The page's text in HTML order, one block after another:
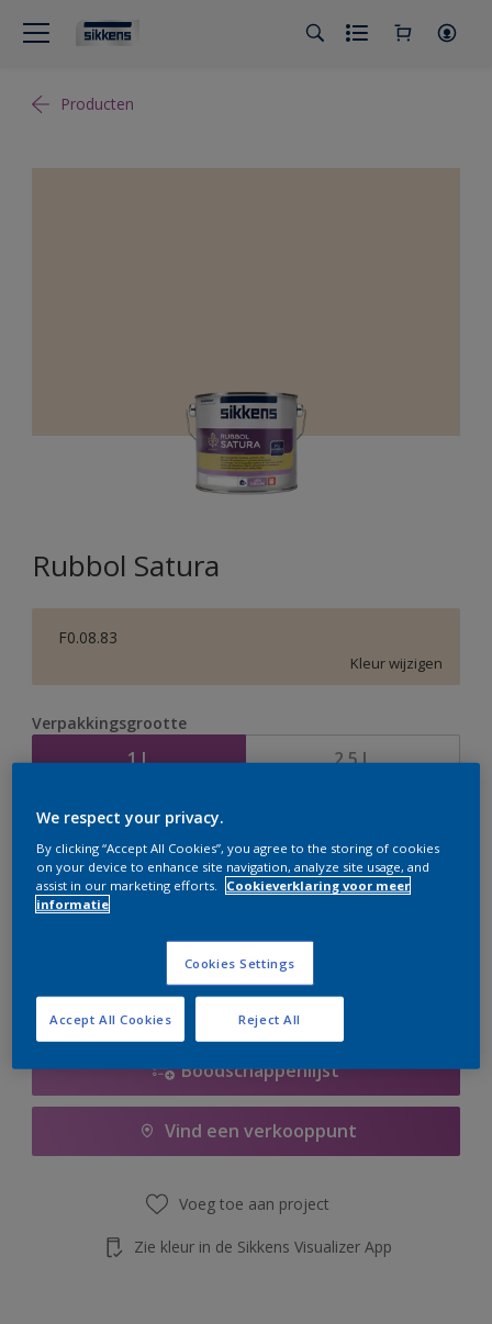
Producten
Rubbol Satura
F0.08.83
Kleur wijzigen
Verpakkingsgrootte
1 L 2,5 L
Aantal Verfcalculator
Bereken
Op dit moment is het niet mogelijk dit product online
te bestellen. Bezoek je dichtstbijzijnde winkel of klik op
de knop hieronder.
Boodschappenlijst
Vind een verkooppunt
Voeg toe aan project
Zie kleur in de Sikkens Visualizer App
We respect your privacy.
By clicking “Accept All Cookies”, you agree to the storing of cookies
on your device to enhance site navigation, analyze site usage, and
assist in our marketing efforts.
Cookieverklaring voor meer
informatie
Cookies Settings
Reject All
Accept All Cookies